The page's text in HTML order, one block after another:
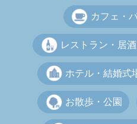
カフェ・
レストラン・居
ホテル・結婚式
お散歩・公園